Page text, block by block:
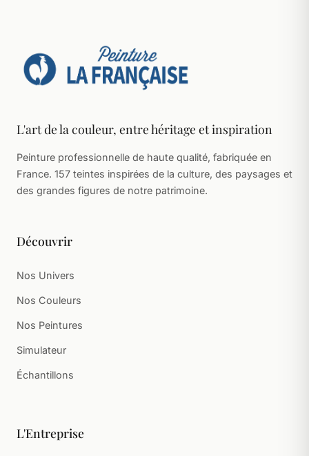
L'art de la couleur, entre héritage et inspiration
Peinture professionnelle de haute qualité, fabriquée en
France. 157 teintes inspirées de la culture, des paysages et
des grandes figures de notre patrimoine.
Découvrir
Nos Univers
Nos Couleurs
Nos Peintures
Simulateur
Échantillons
L'Entreprise